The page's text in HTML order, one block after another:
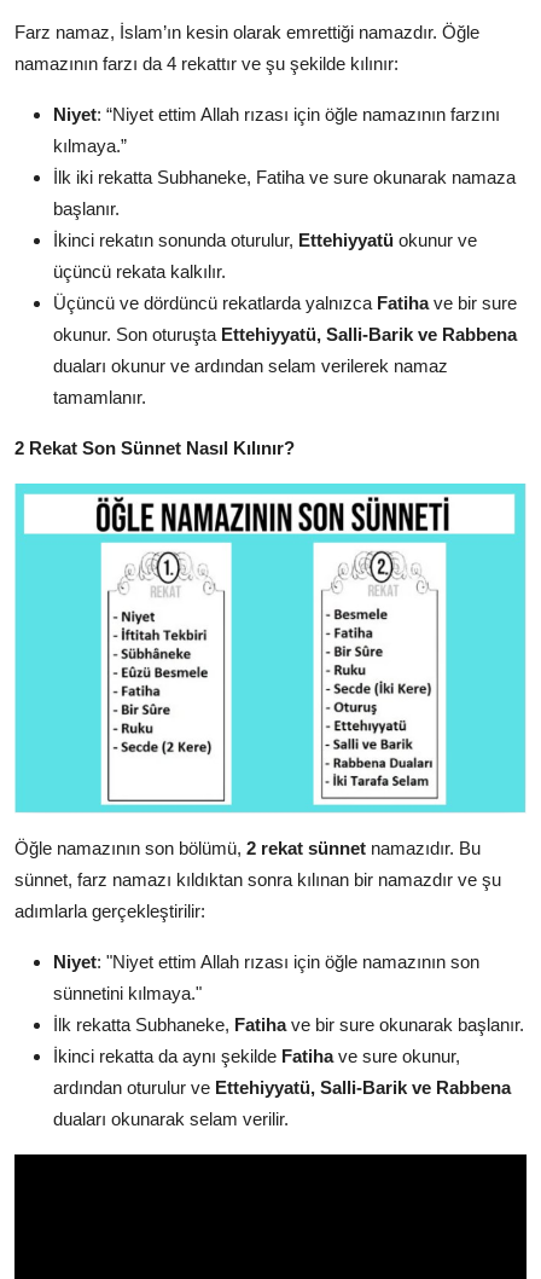
Farz namaz, İslam’ın kesin olarak emrettiği namazdır. Öğle
namazının farzı da 4 rekattır ve şu şekilde kılınır:
Niyet: “Niyet ettim Allah rızası için öğle namazının farzını
kılmaya.”
İlk iki rekatta Subhaneke, Fatiha ve sure okunarak namaza
başlanır.
İkinci rekatın sonunda oturulur, Ettehiyyatü okunur ve
üçüncü rekata kalkılır.
Üçüncü ve dördüncü rekatlarda yalnızca Fatihave bir sure
okunur. Son oturuşta Ettehiyyatü, Salli-Barik ve Rabbena
duaları okunur ve ardından selam verilerek namaz
tamamlanır.
2 Rekat Son Sünnet Nasıl Kılınır?
Öğle namazının son bölümü, 2 rekat sünnet namazıdır. Bu
sünnet, farz namazı kıldıktan sonra kılınan bir namazdır ve şu
adımlarla gerçekleştirilir:
Niyet: "Niyet ettim Allah rızası için öğle namazının son
sünnetini kılmaya."
İlk rekatta Subhaneke, Fatihave bir sure okunarak başlanır.
İkinci rekatta da aynı şekilde Fatihave sure okunur,
ardından oturulur ve Ettehiyyatü, Salli-Barik ve Rabbena
duaları okunarak selam verilir.